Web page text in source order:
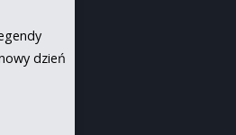
dzień